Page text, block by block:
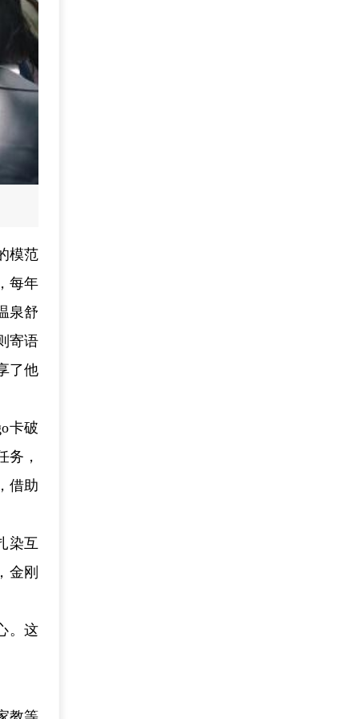
模范
每年
泉舒
寄语
了他
卡破
务，
借助
染互
金刚
。这